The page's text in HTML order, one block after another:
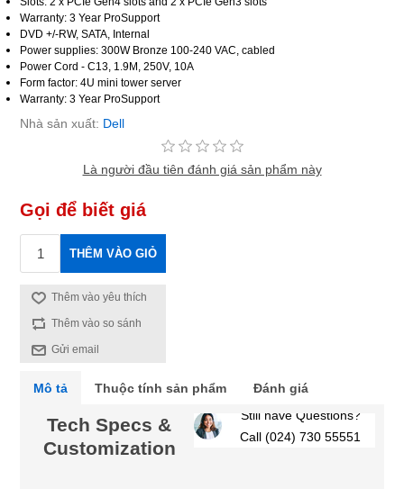
Warranty: 3 Year ProSupport
DVD +/-RW, SATA, Internal
Power supplies: 300W Bronze 100-240 VAC, cabled
Power Cord - C13, 1.9M, 250V, 10A
Form factor: 4U mini tower server
Warranty: 3 Year ProSupport
Nhà sản xuất: Dell
Là người đầu tiên đánh giá sản phẩm này
Gọi để biết giá
THÊM VÀO GIỎ
Thêm vào yêu thích
Thêm vào so sánh
Gửi email
Mô tả Thuộc tính sản phẩm Đánh giá
Tech Specs &
Customization
Still have Questions?
Call (024) 730 55551